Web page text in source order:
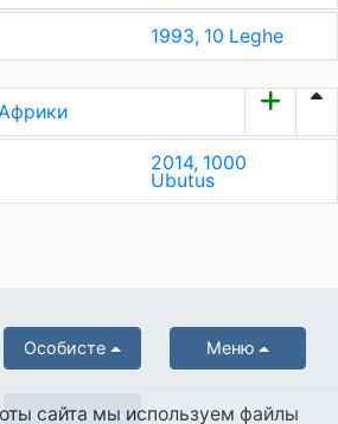
1993, 10 Leghe
2014, 1000
Ubutus
Особисте Меню
Українська
сайта мы используем файлы